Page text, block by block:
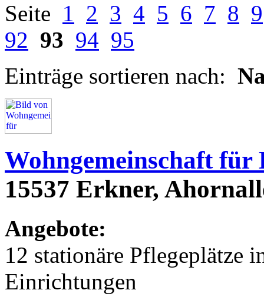
Seite 1 2 3 4 5 6 7 8 9
92 93 94 95
Einträge sortieren nach:
Wohngemeinschaft für
15537 Erkner,
Angebote:
12 stationäre Pflegeplätze
Einrichtungen